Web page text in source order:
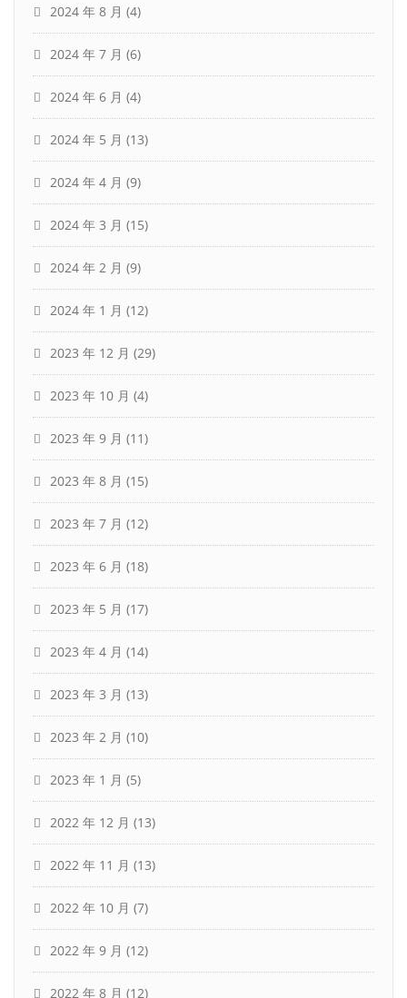
2024 年 8 月 (4)
2024 年 7 月 (6)
2024 年 6 月 (4)
2024 年 5 月 (13)
2024 年 4 月 (9)
2024 年 3 月 (15)
2024 年 2 月 (9)
2024 年 1 月 (12)
2023 年 12 月 (29)
2023 年 10 月 (4)
2023 年 9 月 (11)
2023 年 8 月 (15)
2023 年 7 月 (12)
2023 年 6 月 (18)
2023 年 5 月 (17)
2023 年 4 月 (14)
2023 年 3 月 (13)
2023 年 2 月 (10)
2023 年 1 月 (5)
2022 年 12 月 (13)
2022 年 11 月 (13)
2022 年 10 月 (7)
2022 年 9 月 (12)
2022 年 8 月 (12)